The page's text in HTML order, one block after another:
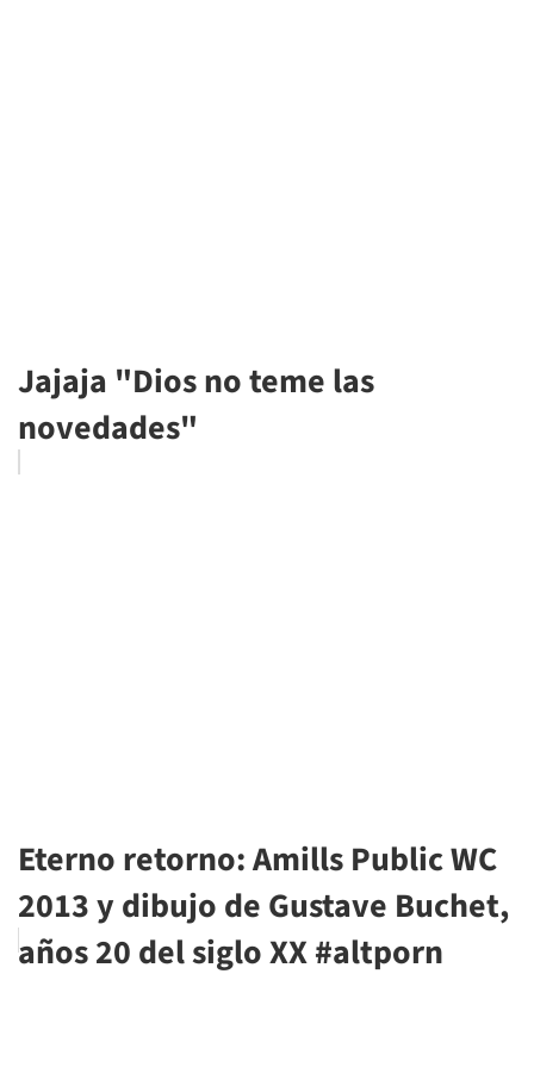
Jajaja "Dios no teme las
novedades"
Eterno retorno: Amills Public WC
2013 y dibujo de Gustave Buchet,
años 20 del siglo XX #altporn